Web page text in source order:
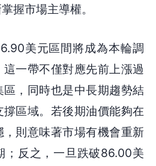
握市場主導權。
美元區間將成為本輪調
一帶不僅對應先前上漲過
，同時也是中長期趨勢結
區域。若後期油價能夠在
則意味著市場有機會重新
；反之，一旦跌破86.00美